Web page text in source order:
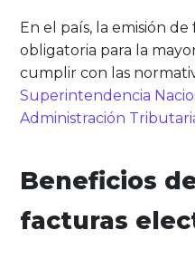
En el país, la emisión
obligatoria para la
cumplir con las
Superintendencia
Administración
Beneficios
facturas